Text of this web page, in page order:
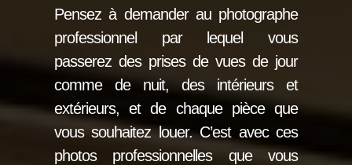
Pensez à demander au photographe
professionnel par lequel vous
passerez des prises de vues de jour
comme de nuit, des intérieurs et
extérieurs, et de chaque pièce que
vous souhaitez louer. C’est avec ces
photos professionnelles que vous